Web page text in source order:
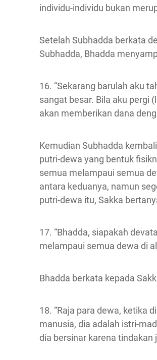
individu-individu bukan
Setelah Subhadda berkata
Subhadda, Bhadda
16. “Sekarang barulah aku
sangat besar. Bila aku pergi
akan memberikan dana
Kemudian Subhadda
putri-dewa yang bentuk
semua melampaui semua
antara keduanya, namun
putri-dewa itu, Sakka
17. “Bhadda, siapakah
melampaui semua dewa di
Bhadda berkata kepada
18. “Raja para dewa, ketika
manusia, dia adalah istri-
dia bersinar karena tindakan